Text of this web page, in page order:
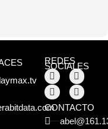
REDES
SOCIALES
CONTACTO